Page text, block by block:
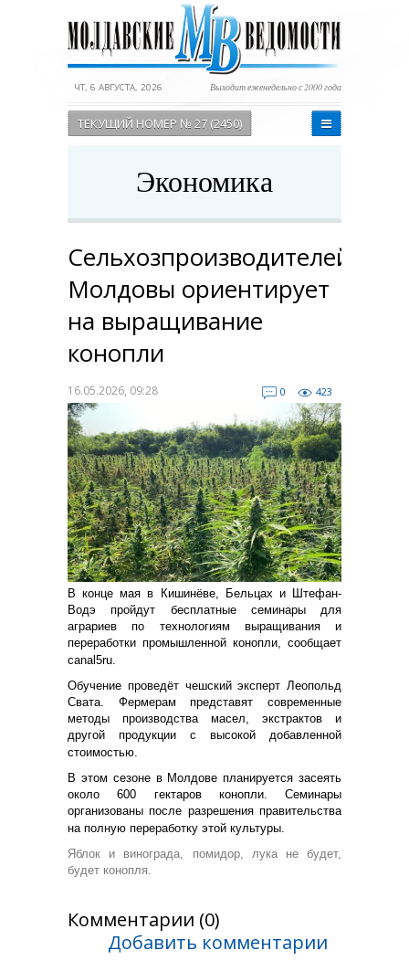
ЧТ, 6 АВГУСТА, 2026 Выходит еженедельно с 2000 года
ТЕКУЩИЙ НОМЕР № 27 (2450)
Экономика
Сельхозпроизводителей
Молдовы ориентирует
на выращивание
конопли
16.05.2026, 09:28 0 423
В конце мая в Кишинёве, Бельцах и Штефан-
Водэ пройдут бесплатные семинары для
аграриев по технологиям выращивания и
переработки промышленной конопли, сообщает
canal5ru.
Обучение проведёт чешский эксперт Леопольд
Свата. Фермерам представят современные
методы производства масел, экстрактов и
другой продукции с высокой добавленной
стоимостью.
В этом сезоне в Молдове планируется засеять
около 600 гектаров конопли. Семинары
организованы после разрешения правительства
на полную переработку этой культуры.
Яблок и винограда, помидор, лука не будет,
будет конопля.
Комментарии (0)
Добавить комментарии